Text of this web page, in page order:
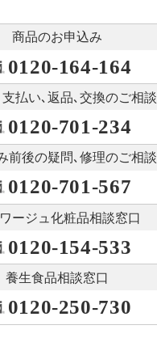
商品のお申込み
0120-164-164
払い､ 返品､交換のご相談
0120-701-234
前後の疑問､修理のご相談
0120-701-567
ージュ化粧品相談窓口
0120-154-533
養生食品相談窓口
0120-250-730